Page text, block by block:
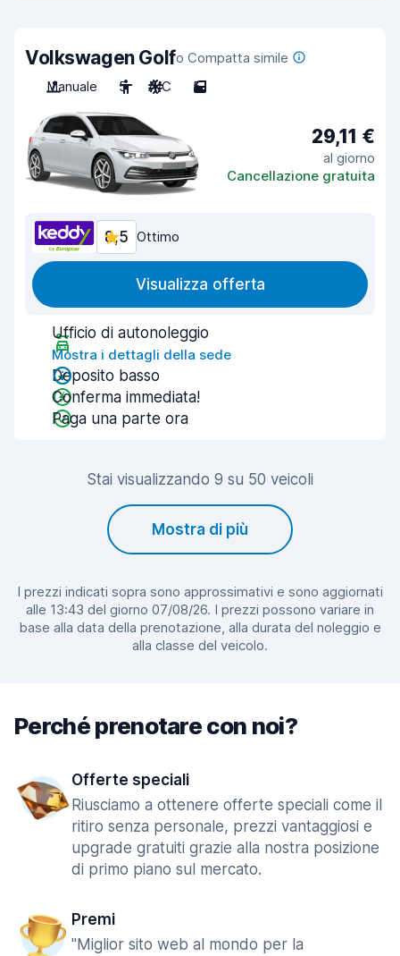
Volkswagen Golfo Compatta simile
Manuale
5 A/C 5
29,11 €
al giorno
Cancellazione gratuita
8,5 Ottimo
Visualizza offerta
Ufficio di autonoleggio
Mostra i dettagli della sede
Deposito basso
Conferma immediata!
Paga una parte ora
Stai visualizzando 9 su 50 veicoli
Mostra di più
I prezzi indicati sopra sono approssimativi e sono aggiornati
alle 13:43 del giorno 07/08/26. I prezzi possono variare in
base alla data della prenotazione, alla durata del noleggio e
alla classe del veicolo.
Perché prenotare con noi?
Offerte speciali
Riusciamo a ottenere offerte speciali come il
ritiro senza personale, prezzi vantaggiosi e
upgrade gratuiti grazie alla nostra posizione
di primo piano sul mercato.
Premi
"Miglior sito web al mondo per la